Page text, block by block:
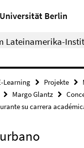
Berlin
Lateinamerika-
Learning Projekte
Margo Glantz
su carrera